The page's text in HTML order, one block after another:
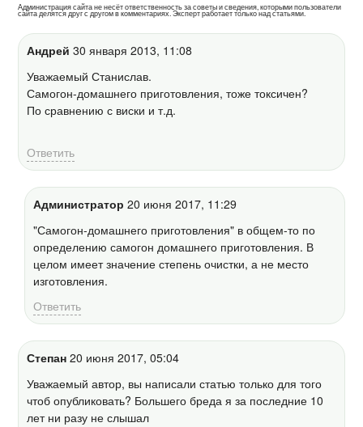
Администрация сайта не несёт ответственность за советы и сведения, которыми пользователи
сайта делятся друг с другом в комментариях. Эксперт работает только над статьями.
Андрей 30 января 2013, 11:08
Уважаемый Станислав.
Самогон-домашнего приготовления, тоже токсичен?
По сравнению с виски и т.д.
Ответить
Администратор 20 июня 2017, 11:29
"Самогон-домашнего приготовления" в общем-то по
определению самогон домашнего приготовления. В
целом имеет значение степень очистки, а не место
изготовления.
Ответить
Степан 20 июня 2017, 05:04
Уважаемый автор, вы написали статью только для того
чтоб опубликовать? Большего бреда я за последние 10
лет ни разу не слышал